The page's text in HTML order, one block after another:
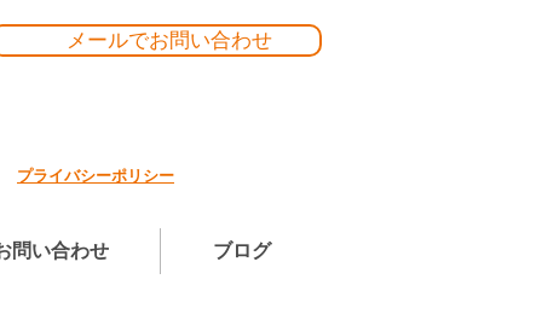
メールでお問い合わせ
プライバシーポリシー
問い合わせ ブログ